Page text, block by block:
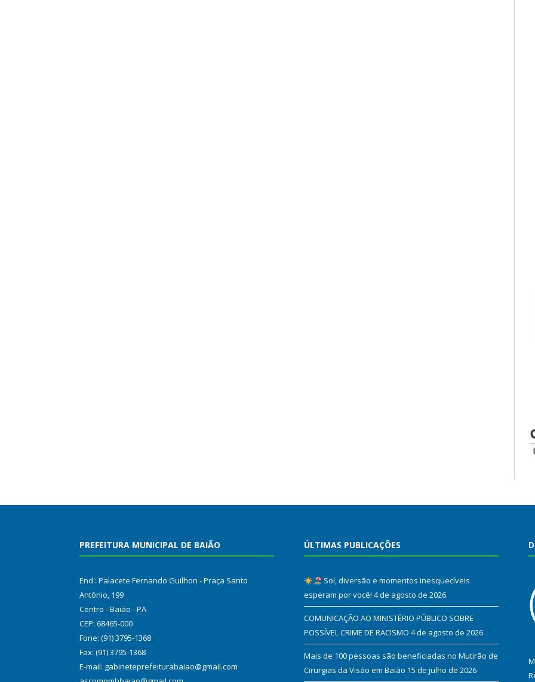
PREFEITURA MUNICIPAL DE BAIÃO
End.: Palacete Fernando Guilhon - Praça Santo
Antônio, 199
Centro - Baião - PA
CEP: 68465-000
Fone: (91) 3795-1368
Fax: (91) 3795-1368
E-mail: gabineteprefeiturabaiao@gmail.com
ÚLTIMAS PUBLICAÇÕES
Sol, diversão e momentos inesquecíveis
esperam por você! 4 de agosto de 2026
COMUNICAÇÃO AO MINISTÉRIO PÚBLICO SOBRE
POSSÍVEL CRIME DE RACISMO 4 de agosto de 2026
Mais de 100 pessoas são beneficiadas no Mutirão de
Cirurgias da Visão em Baião 15 de julho de 2026